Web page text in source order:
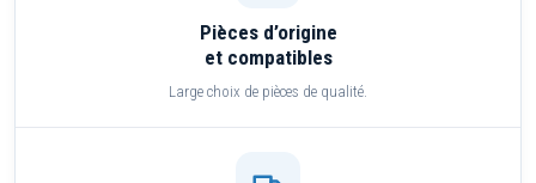
Pièces d’origine
et compatibles
Large choix de pièces de qualité.